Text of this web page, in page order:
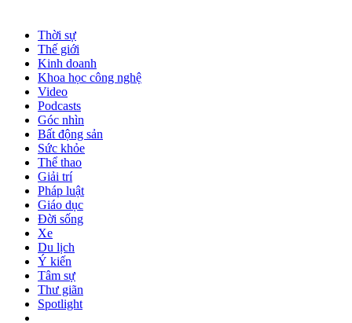
Thời sự
Thế giới
Kinh doanh
Khoa học công nghệ
Video
Podcasts
Góc nhìn
Bất động sản
Sức khỏe
Thể thao
Giải trí
Pháp luật
Giáo dục
Đời sống
Xe
Du lịch
Ý kiến
Tâm sự
Thư giãn
Spotlight